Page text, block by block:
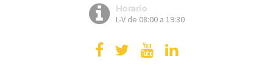
Horario
L-V de 08:00 a 19:30